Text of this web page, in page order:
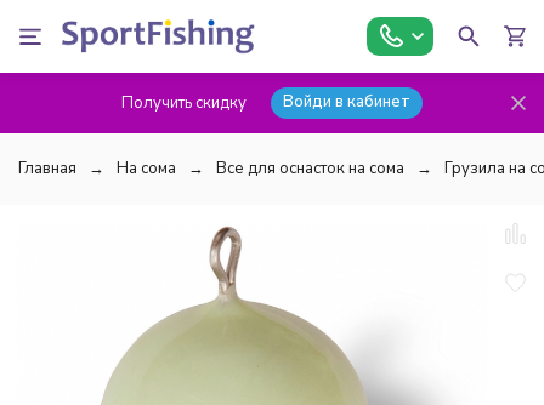
Получить скидку Войди в кабинет
Главная На сома Все для оснасток на сома Грузила на